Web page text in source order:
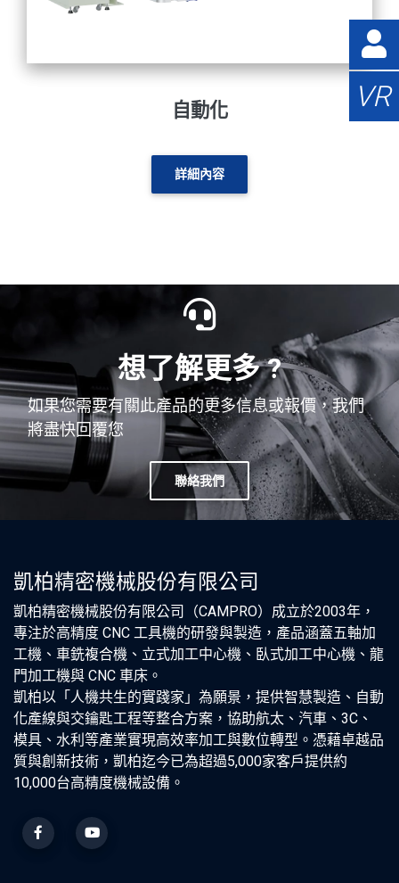
自動化
詳細內容
想了解更多 ?
如果您需要有關此產品的更多信息或報價，我們
將盡快回覆您
聯絡我們
凱柏精密機械股份有限公司
凱柏精密機械股份有限公司（CAMPRO）成立於2003年，
專注於高精度 CNC 工具機的研發與製造，產品涵蓋五軸加
工機、車銑複合機、立式加工中心機、臥式加工中心機、龍
門加工機與 CNC 車床。
凱柏以「人機共生的實踐家」為願景，提供智慧製造、自動
化產線與交鑰匙工程等整合方案，協助航太、汽車、3C、
模具、水利等產業實現高效率加工與數位轉型。憑藉卓越品
質與創新技術，凱柏迄今已為超過5,000家客戶提供約
10,000台高精度機械設備。
VR